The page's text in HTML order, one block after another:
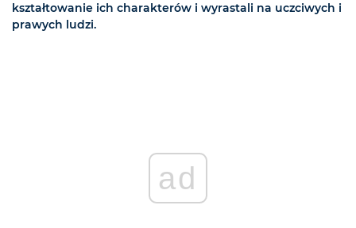
kształtowanie ich charakterów i wyrastali na uczciwych i
prawych ludzi.
ad